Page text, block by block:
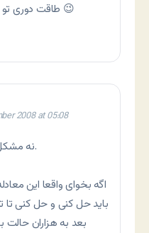
طاقت دوری تو برامون میسر نبود 😉
2008 at 05:08
نه مشکل تنها شما نیست.
اگه بخوای واقعا این
باید حل کنی و حل کنی
بعد به هزاران